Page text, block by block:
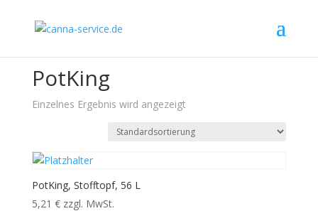
PotKing
Einzelnes Ergebnis wird angezeigt
PotKing, Stofftopf, 56 L
5,21 € zzgl. MwSt.